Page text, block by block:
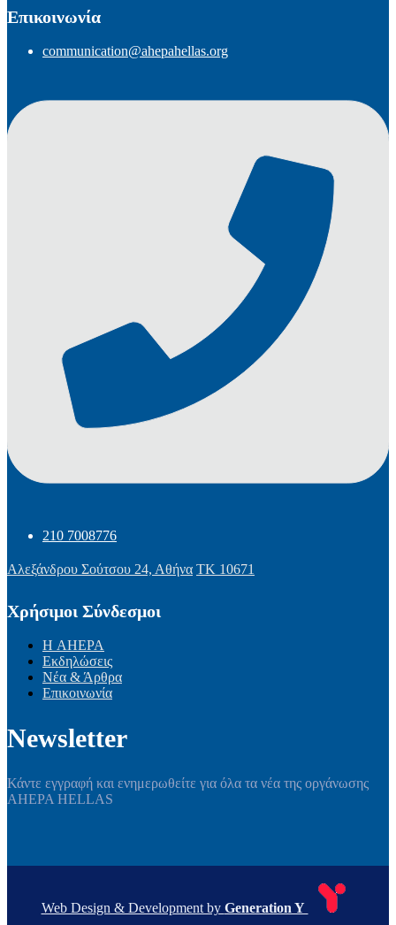
Επικοινωνία
communication@ahepahellas.org
210 7008776
Αλεξάνδρου Σούτσου 24, Αθήνα ΤΚ 10671
Χρήσιμοι Σύνδεσμοι
Η AHEPA
Εκδηλώσεις
Νέα & Άρθρα
Επικοινωνία
Newsletter
Κάντε εγγραφή και ενημερωθείτε για όλα τα νέα της οργάνωσης
AHEPA HELLAS
Web Design & Development by Generation Y